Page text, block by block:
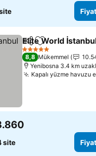
PaylaşFavorilerime
Elite World
5 Yıldız
8,8 Mükemmel
Yenibosna 3.4 km
Kapalı yüzme havuzu
site